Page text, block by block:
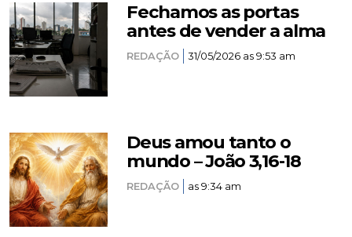
Fechamos as portas
antes de vender a alma
REDAÇÃO 31/05/2026 as 9:53 am
Deus amou tanto o
mundo – João 3,16-18
REDAÇÃO as 9:34 am